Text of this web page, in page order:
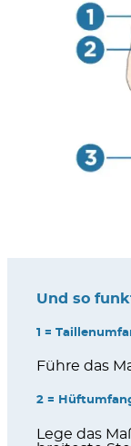
Und so
1 =
Führe das
2 =
Lege das